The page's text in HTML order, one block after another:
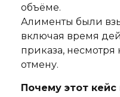
объёме.
Алименты были
включая время
приказа,
отмену.
Почему этот кейс